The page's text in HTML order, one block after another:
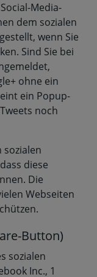
Media-
dem sozialen
wenn Sie
Sind Sie bei
ohne ein
ein Popup-
noch
sozialen
diese
Die
Webseiten
Button)
sozialen
Inc., 1